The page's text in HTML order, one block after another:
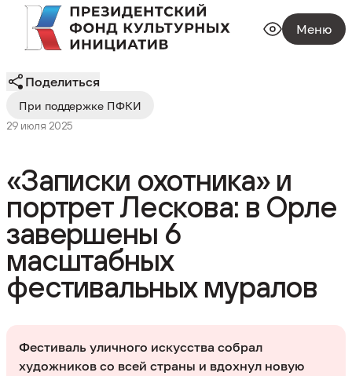
Меню
При поддержке ПФКИ
29 июля 2025
Поделиться
«Записки охотника» и
портрет Лескова: в Орле
завершены 6
масштабных
фестивальных муралов
Фестиваль уличного искусства собрал
художников со всей страны и вдохнул новую